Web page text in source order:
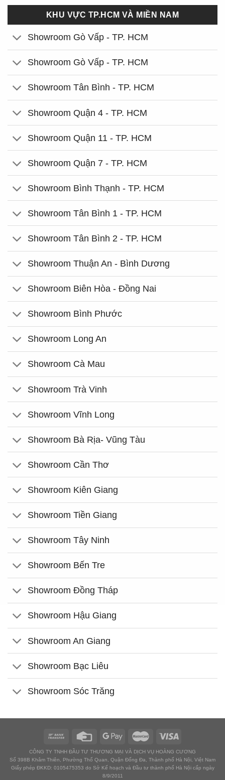
KHU VỰC TP.HCM VÀ MIỀN NAM
Showroom Gò Vấp - TP. HCM
Showroom Gò Vấp - TP. HCM
Showroom Tân Bình - TP. HCM
Showroom Quận 4 - TP. HCM
Showroom Quận 11 - TP. HCM
Showroom Quận 7 - TP. HCM
Showroom Bình Thạnh - TP. HCM
Showroom Tân Bình 1 - TP. HCM
Showroom Tân Bình 2 - TP. HCM
Showroom Thuận An - Bình Dương
Showroom Biên Hòa - Đồng Nai
Showroom Bình Phước
Showroom Long An
Showroom Cà Mau
Showroom Trà Vinh
Showroom Vĩnh Long
Showroom Bà Rịa- Vũng Tàu
Showroom Cần Thơ
Showroom Kiên Giang
Showroom Tiền Giang
Showroom Tây Ninh
Showroom Bến Tre
Showroom Đồng Tháp
Showroom Hậu Giang
Showroom An Giang
Showroom Bạc Liêu
Showroom Sóc Trăng
CÔNG TY TNHH ĐẦU TƯ THƯƠNG MẠI VÀ DỊCH VỤ HOÀNG CƯƠNG
Số 398B Khâm Thiên, Phường Thổ Quan, Quận Đống Đa, Thành phố Hà Nội, Việt Nam
Giấy phép ĐKKD: 0105475353 do Sở Kế hoạch và Đầu tư thành phố Hà Nội cấp ngày
8/9/2011